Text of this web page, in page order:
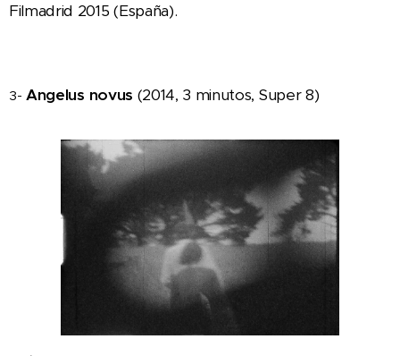
Filmadrid 2015 (España).
3- Angelus novus (2014, 3 minutos, Super 8)